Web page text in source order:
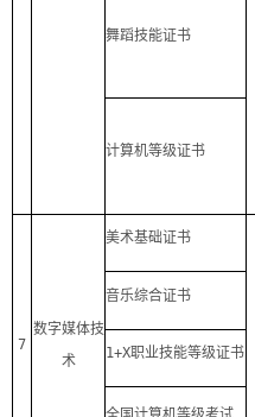
舞蹈技能证书
计算机等级证书
7
数字媒体技
术
美术基础证书
音乐综合证书
1+X职业技能等级证书